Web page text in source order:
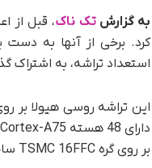
به گزارشتک ناک
کرد. برخی از آنها به دست
استعداد تراشه، به اشتراک
بر روی گره TSMC 16FFC ساخته شده است و اندازه آن در 607 میلی متر مربع بسیار زیاد است.